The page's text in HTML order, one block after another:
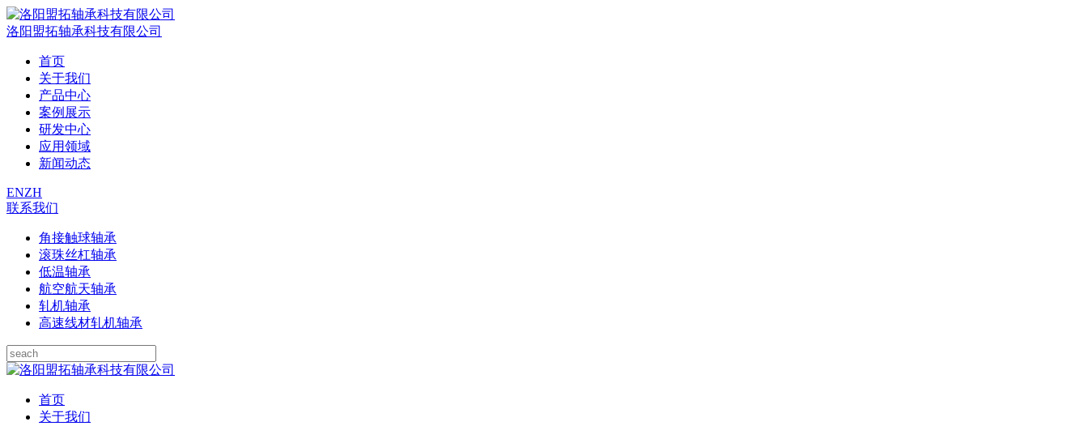
洛阳盟拓轴承科技有限公司
首页
关于我们
产品中心
案例展示
研发中心
应用领域
新闻动态
ENZH
联系我们
角接触球轴承
滚珠丝杠轴承
低温轴承
航空航天轴承
轧机轴承
高速线材轧机轴承
首页
关于我们